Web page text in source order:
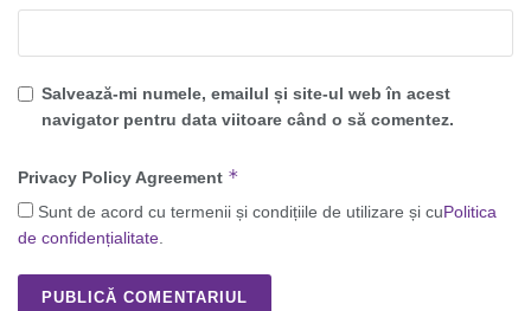
Salvează-mi numele, emailul și site-ul web în acest
navigator pentru data viitoare când o să comentez.
Privacy Policy Agreement *
Sunt de acord cu termenii și condițiile de utilizare și cuPolitica
de confidențialitate.